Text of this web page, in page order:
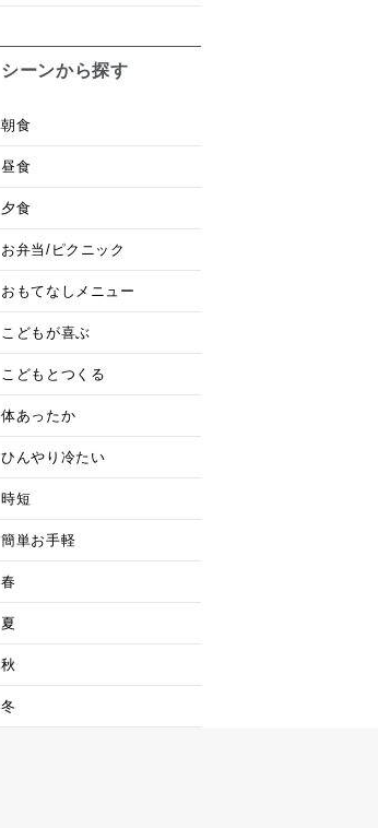
シーンから探す
朝食
昼食
夕食
お弁当/ピクニック
おもてなしメニュー
こどもが喜ぶ
こどもとつくる
体あったか
ひんやり冷たい
時短
簡単お手軽
春
夏
秋
冬